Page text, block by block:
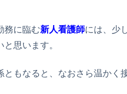
務に臨む新人看護師には、少
思います。
もなると、なおさら温かく